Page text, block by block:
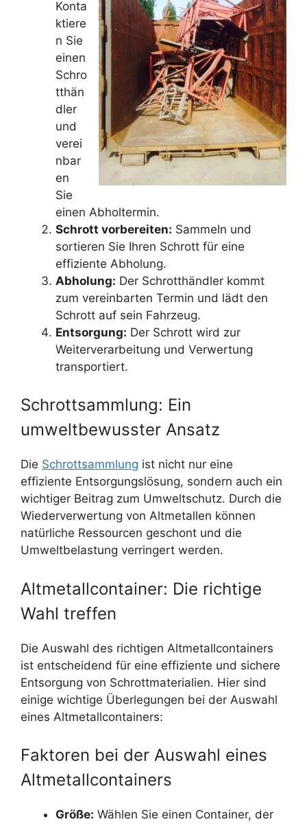
Konta
ktiere
n Sie
einen
Schro
tthän
dler
und
verei
nbar
en
Sie
einen Abholtermin.
Schrott vorbereiten: Sammeln und
sortieren Sie Ihren Schrott für eine
effiziente Abholung.
Abholung: Der Schrotthändler kommt
zum vereinbarten Termin und lädt den
Schrott auf sein Fahrzeug.
Entsorgung: Der Schrott wird zur
Weiterverarbeitung und Verwertung
transportiert.
Schrottsammlung: Ein
umweltbewusster Ansatz
Die Schrottsammlung ist nicht nur eine
effiziente Entsorgungslösung, sondern auch ein
wichtiger Beitrag zum Umweltschutz. Durch die
Wiederverwertung von Altmetallen können
natürliche Ressourcen geschont und die
Umweltbelastung verringert werden.
Altmetallcontainer: Die richtige
Wahl treffen
Die Auswahl des richtigen Altmetallcontainers
ist entscheidend für eine effiziente und sichere
Entsorgung von Schrottmaterialien. Hier sind
einige wichtige Überlegungen bei der Auswahl
eines Altmetallcontainers:
Faktoren bei der Auswahl eines
Altmetallcontainers
Größe: Wählen Sie einen Container, der